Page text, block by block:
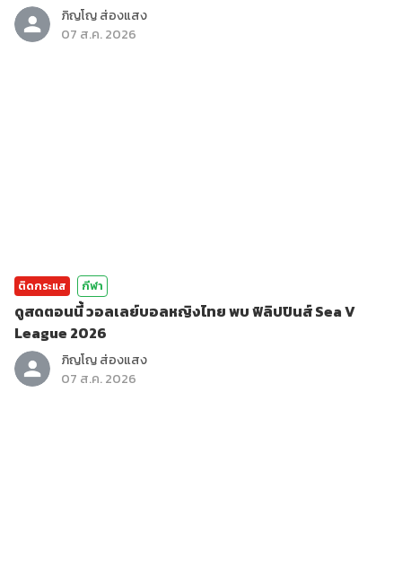
ภิญโญ ส่องแสง
07 ส.ค. 2026
ติดกระแส กีฬา
ดูสดตอนนี้ วอลเลย์บอลหญิงไทย พบ ฟิลิปปินส์ Sea V
League 2026
ภิญโญ ส่องแสง
07 ส.ค. 2026